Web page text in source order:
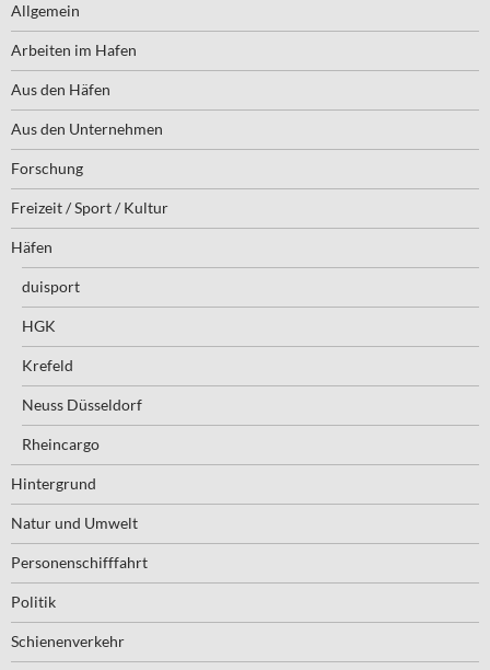
Allgemein
Arbeiten im Hafen
Aus den Häfen
Aus den Unternehmen
Forschung
Freizeit / Sport / Kultur
Häfen
duisport
HGK
Krefeld
Neuss Düsseldorf
Rheincargo
Hintergrund
Natur und Umwelt
Personenschifffahrt
Politik
Schienenverkehr